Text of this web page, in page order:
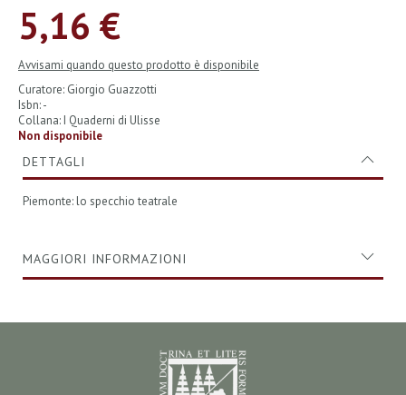
immagini
5,16 €
Avvisami quando questo prodotto è disponibile
Curatore: Giorgio Guazzotti
Isbn: -
Collana: I Quaderni di Ulisse
Non disponibile
DETTAGLI
Piemonte: lo specchio teatrale
MAGGIORI INFORMAZIONI